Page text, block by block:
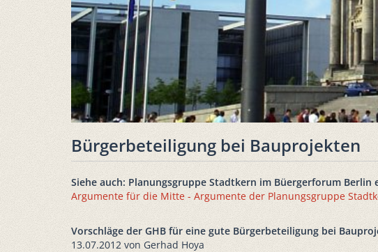
Bürgerbeteiligung bei Bauprojekten
Siehe auch: Planungsgruppe Stadtkern im Büergerforum Berlin
Argumente für die Mitte - Argumente der Planungsgruppe
Vorschläge der GHB für eine gute Bürgerbeteiligung bei
13.07.2012 von Gerhad Hoya